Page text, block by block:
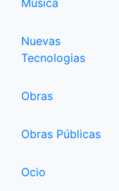
Música
Nuevas
Tecnologias
Obras
Obras Públicas
Ocio